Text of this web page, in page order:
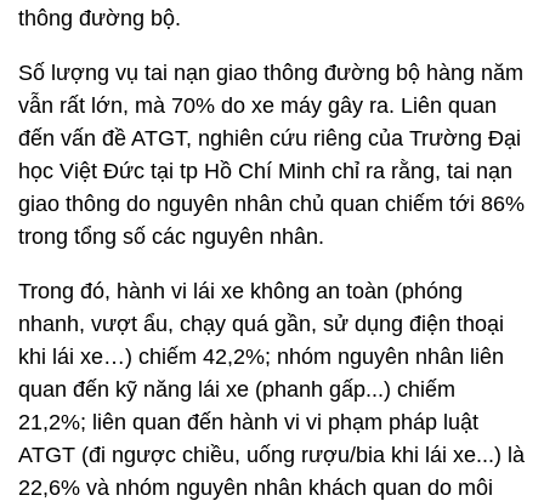
thông đường bộ.
Số lượng vụ tai nạn giao thông đường bộ hàng năm
vẫn rất lớn, mà 70% do xe máy gây ra. Liên quan
đến vấn đề ATGT, nghiên cứu riêng của Trường Đại
học Việt Đức tại tp Hồ Chí Minh chỉ ra rằng, tai nạn
giao thông do nguyên nhân chủ quan chiếm tới 86%
trong tổng số các nguyên nhân.
Trong đó, hành vi lái xe không an toàn (phóng
nhanh, vượt ẩu, chạy quá gần, sử dụng điện thoại
khi lái xe…) chiếm 42,2%; nhóm nguyên nhân liên
quan đến kỹ năng lái xe (phanh gấp...) chiếm
21,2%; liên quan đến hành vi vi phạm pháp luật
ATGT (đi ngược chiều, uống rượu/bia khi lái xe...) là
22,6% và nhóm nguyên nhân khách quan do môi